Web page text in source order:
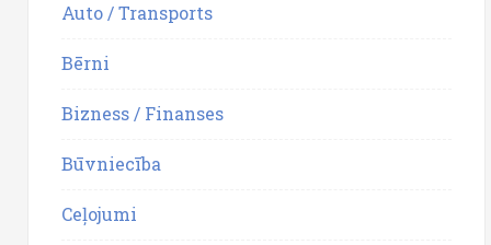
Auto / Transports
Bērni
Bizness / Finanses
Būvniecība
Ceļojumi